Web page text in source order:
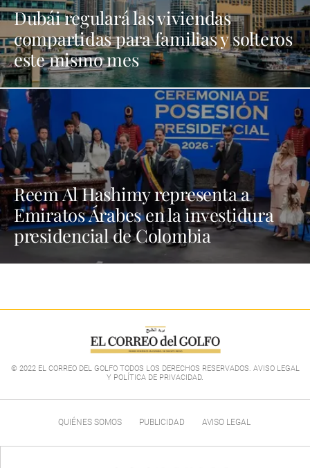
Dubái regulará las viviendas
compartidas para familias y solteros
este mismo mes
Reem Al Hashimy representa a
Emiratos Árabes en la investidura
presidencial de Colombia
© 2022 EL CORREO DEL GOLFO TODOS LOS DERECHOS RESERVADOS. AVISO LEGAL
Y POLÍTICA DE PRIVACIDAD.
QUIÉNES SOMOS PUBLICIDAD AVISO LEGAL